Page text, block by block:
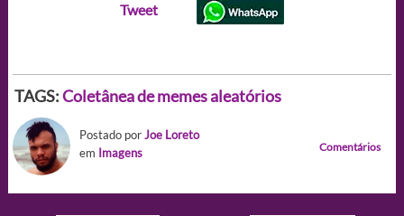
Tweet
TAGS:Coletânea de memes aleatórios
Postado porJoe Loreto
em Imagens Comentários